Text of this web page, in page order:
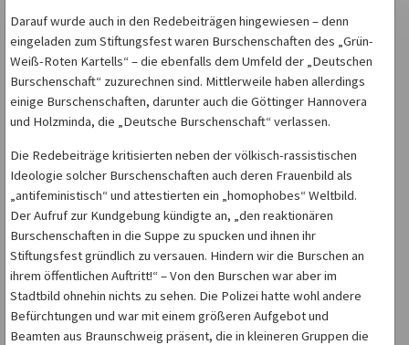
Darauf wurde auch in den Redebeiträgen hingewiesen – denn
eingeladen zum Stiftungsfest waren Burschenschaften des „Grün-
Weiß-Roten Kartells“ – die ebenfalls dem Umfeld der „Deutschen
Burschenschaft“ zuzurechnen sind. Mittlerweile haben allerdings
einige Burschenschaften, darunter auch die Göttinger Hannovera
und Holzminda, die „Deutsche Burschenschaft“ verlassen.
Die Redebeiträge kritisierten neben der völkisch-rassistischen
Ideologie solcher Burschenschaften auch deren Frauenbild als
„antifeministisch“ und attestierten ein „homophobes“ Weltbild.
Der Aufruf zur Kundgebung kündigte an, „den reaktionären
Burschenschaften in die Suppe zu spucken und ihnen ihr
Stiftungsfest gründlich zu versauen. Hindern wir die Burschen an
ihrem öffentlichen Auftritt!“ – Von den Burschen war aber im
Stadtbild ohnehin nichts zu sehen. Die Polizei hatte wohl andere
Befürchtungen und war mit einem größeren Aufgebot und
Beamten aus Braunschweig präsent, die in kleineren Gruppen die